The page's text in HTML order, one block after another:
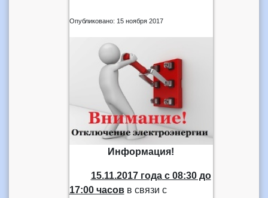
Опубликовано: 15 ноября 2017
Информация!
15.11.2017 годас 08:30 до
17:00 часовв связи с